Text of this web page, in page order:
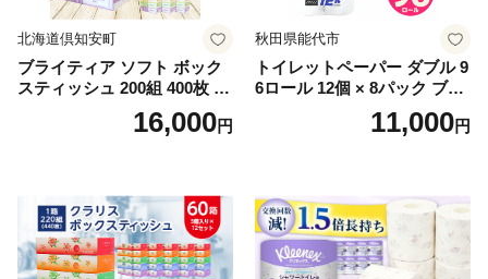
北海道倶知安町
ブライティア ソフト ボック
スティッシュ 200組 400枚 60
箱 日本製 まとめ買い ティッ
シュ リサイクル 長持 防災 常
倶知安町 日用品
16,000円
秋田県能代市
トイレットペーパー ダブル 9
6ロール 12個 × 8パック ブラ
ンカ 再生紙 100％ 芯あり 日
用品 消耗品 無香料 生活用品
11,000円